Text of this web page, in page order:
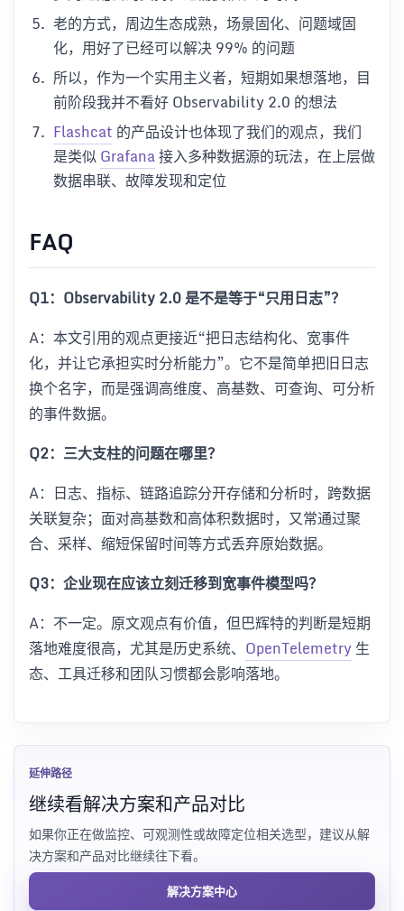
老的方式，周边生态成熟，场景固化、问题域固
化，用好了已经可以解决 99% 的问题
所以，作为一个实用主义者，短期如果想落地，目
前阶段我并不看好 Observability 2.0 的想法
Flashcat 的产品设计也体现了我们的观点，我们
是类似Grafana接入多种数据源的玩法，在上层做
数据串联、故障发现和定位
FAQ
Q1：Observability 2.0 是不是等于“只用日志”？
A：本文引用的观点更接近“把日志结构化、宽事件
化，并让它承担实时分析能力”。它不是简单把旧日志
换个名字，而是强调高维度、高基数、可查询、可分析
的事件数据。
Q2：三大支柱的问题在哪里？
A：日志、指标、链路追踪分开存储和分析时，跨数据
关联复杂；面对高基数和高体积数据时，又常通过聚
合、采样、缩短保留时间等方式丢弃原始数据。
Q3：企业现在应该立刻迁移到宽事件模型吗？
A：不一定。原文观点有价值，但巴辉特的判断是短期
落地难度很高，尤其是历史系统、 OpenTelemetry生
态、工具迁移和团队习惯都会影响落地。
延伸路径
继续看解决方案和产品对比
如果你正在做监控、可观测性或故障定位相关选型，建议从解
决方案和产品对比继续往下看。
解决方案中心